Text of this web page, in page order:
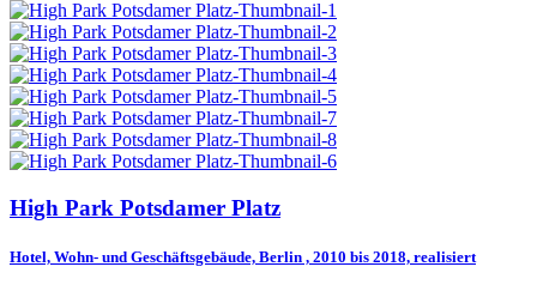
High Park Potsdamer Platz
Hotel, Wohn- und Geschäftsgebäude, Berlin , 2010 bis 2018, realisiert